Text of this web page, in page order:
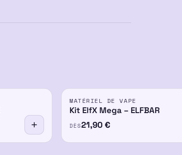
MATÉRIEL DE VAPE
Kit ElfX Mega – ELFBAR
DÈS21,90€